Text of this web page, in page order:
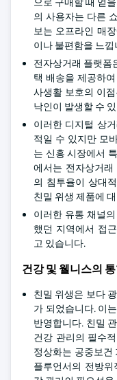
의 사용자는 다른
보는 오프라인 매
이나 불편함을 느낍
전자상거래 플랫폼
택 배송을 제공하
사생활 보호의 이
낙인이 발생할 수
이러한 디지털 상
적일 수 있지만 모
는 신흥 시장에서
에서는 전자상거
의 침투율이 상대
친밀 위생 제품에
이러한 유통 채널
했던 지역에서 접
고 있습니다.
건강 및 웰니스의
친밀 위생은 보다
가 되었습니다. 이
반영합니다. 친밀
건강 관리의 필수
정상화는 공중보건
플루언서의 전방